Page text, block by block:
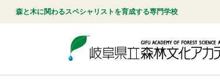
森と木に関わるスペシャリストを育成する専門学校